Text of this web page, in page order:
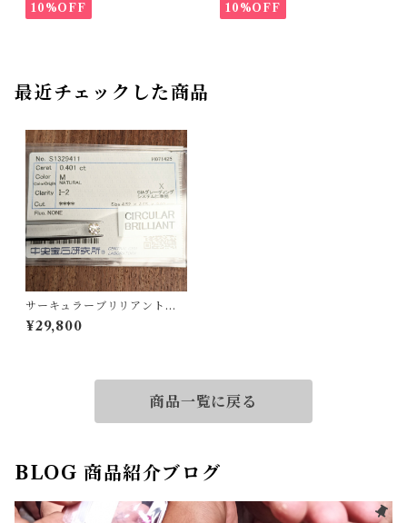
10%OFF 10%OFF
最近チェックした商品
サーキュラーブリリアントカ
ットダイヤルース【0.401ct】
PRO207853
¥29,800
商品一覧に戻る
BLOG 商品紹介ブログ